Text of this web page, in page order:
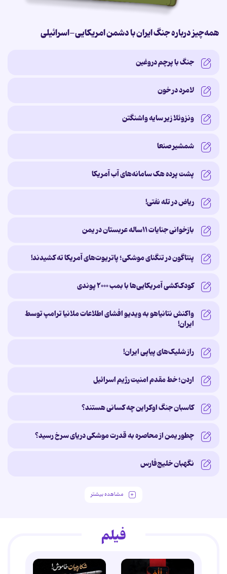
همه‌چیز درباره جنگ ایران با دشمن امریکایی-اسرائیلی
جنگ با پرچم دروغین
لامرد در خون
ونزوئلا زیر سایه‌ واشنگتن
شمشیر صنعا
پشت پرده‌ هک سامانه‌های آب آمریکا
ریاض در تله نفتی!
بازخوانی جنایات ۱۱ساله‌ عربستان در یمن
پنتاگون در تنگنای موشکی؛ پاتریوت‌های آمریکا ته کشیدند!
کودک‌کشی آمریکایی‌ها با بمب ۲۰۰۰ پوندی
واکنش نتانیاهو به ویدیو افشای اطلاعات ملانیا ترامپ توسط
ایران!
راز شلیک‌های پیاپی ایران!
اردن؛ خط مقدم امنیت رژیم اسرائیل
کاسبان جنگ اوکراین چه کسانی هستند؟ ‌
چطور یمن از محاصره به قدرت موشکی دریای سرخ رسید؟
نگهبان خلیج‌فارس
مشاهده بیشتر
فیلم